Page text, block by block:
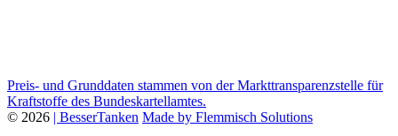
Preis- und Grunddaten stammen von der Markttransparenzstelle für
Kraftstoffe des Bundeskartellamtes.
© 2026 | BesserTanken Made by Flemmisch Solutions